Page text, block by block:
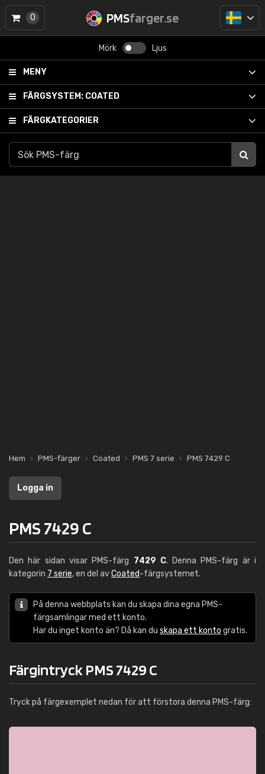
PMSfarger.se
Mörk Ljus
MENY
FÄRGSYSTEM: COATED
FÄRGKATEGORIER
0
Hem PMS-färger Coated PMS 7 serie PMS 7429 C
Logga in
PMS 7429 C
Den här sidan visar PMS-färg 7429 C. Denna PMS-färg är i
kategorin 7 serie, en del avCoated-färgsystemet.
På denna webbplats kan du skapa dina egna PMS-
färgsamlingar med ett konto.
Har du inget konto än? Då kan du skapa ett konto gratis.
Färgintryck PMS 7429 C
Tryck på färgexemplet nedan för att förstora denna PMS-färg: